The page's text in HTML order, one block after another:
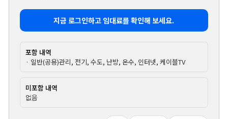
지금 로그인하고 임대료를 확인해 보세요.
포함 내역
· 일반(공용)관리, 전기, 수도, 난방, 온수, 인터넷, 케이블TV
미포함 내역
없음